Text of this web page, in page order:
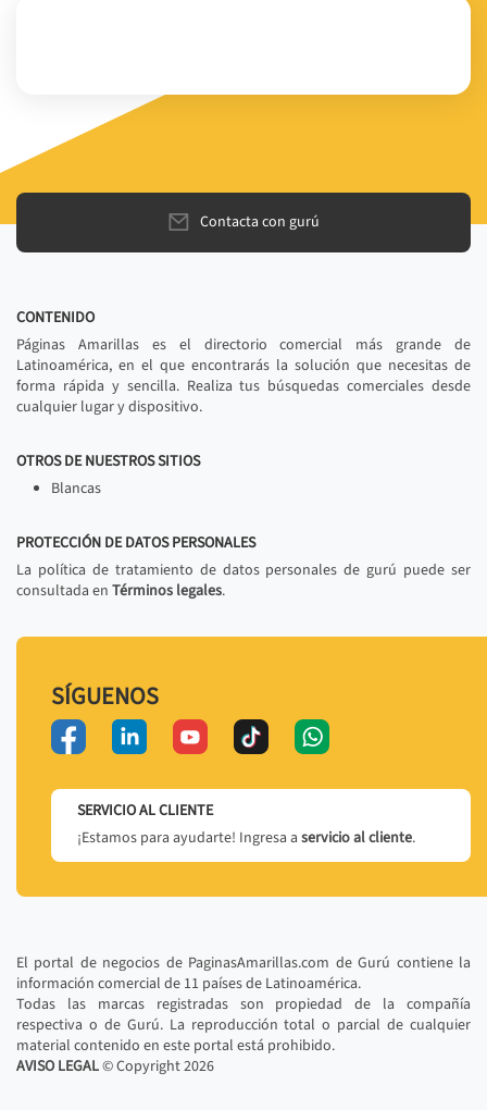
Contacta con gurú
CONTENIDO
Páginas Amarillas es el directorio comercial más grande de
Latinoamérica, en el que encontrarás la solución que necesitas de
forma rápida y sencilla. Realiza tus búsquedas comerciales desde
cualquier lugar y dispositivo.
OTROS DE NUESTROS SITIOS
Blancas
PROTECCIÓN DE DATOS PERSONALES
La política de tratamiento de datos personales de gurú puede ser
consultada en Términos legales.
SÍGUENOS
SERVICIO AL CLIENTE
¡Estamos para ayudarte! Ingresa a servicio al cliente.
El portal de negocios de PaginasAmarillas.com de Gurú contiene la
información comercial de 11 países de Latinoamérica.
Todas las marcas registradas son propiedad de la compañía
respectiva o de Gurú. La reproducción total o parcial de cualquier
material contenido en este portal está prohibido.
AVISO LEGAL© Copyright2026